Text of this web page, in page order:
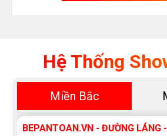
Hệ Thống
Miền Bắc
BEPANTOAN.VN - ĐƯỜNG LÁNG